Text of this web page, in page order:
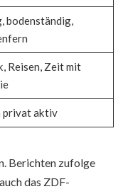
bodenständig,
Reisen, Zeit mit
privat aktiv
Berichten zufolge
auch das ZDF-